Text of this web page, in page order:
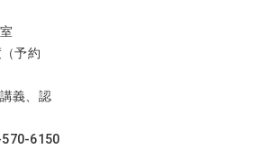
（予約
義、認
570-6150